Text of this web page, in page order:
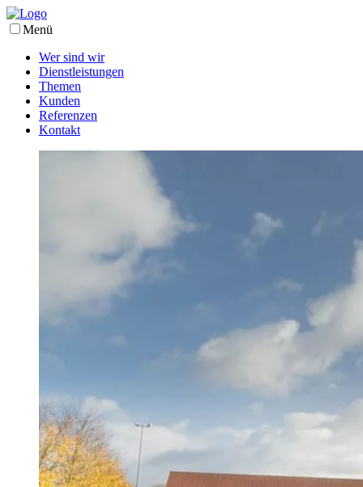
Menü
Wer sind wir
Dienstleistungen
Themen
Kunden
Referenzen
Kontakt